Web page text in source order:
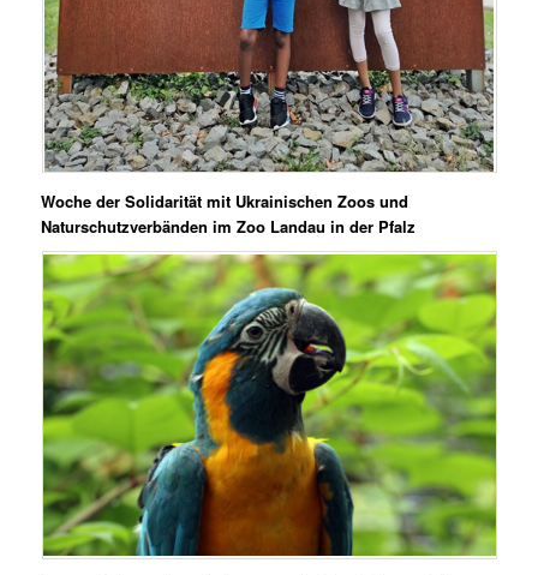
Woche der Solidarität mit Ukrainischen Zoos und
Naturschutzverbänden im Zoo Landau in der Pfalz